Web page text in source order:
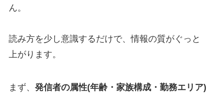
ん。
読み方を少し意識するだけで、情報の質がぐっと
上がります。
まず、 発信者の属性(年齢・家族構成・勤務エリア)